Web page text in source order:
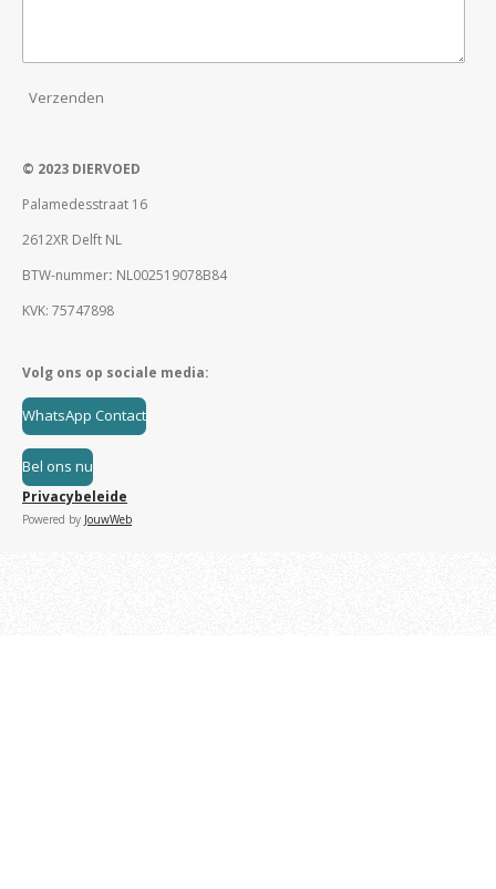
Verzenden
© 2023 DIERVOED
Palamedesstraat 16
2612XR Delft NL
BTW-nummer: NL002519078B84
KVK: 75747898
Volg ons op sociale media:
WhatsApp Contact
Bel ons nu
Privacybeleide
Powered by JouwWeb